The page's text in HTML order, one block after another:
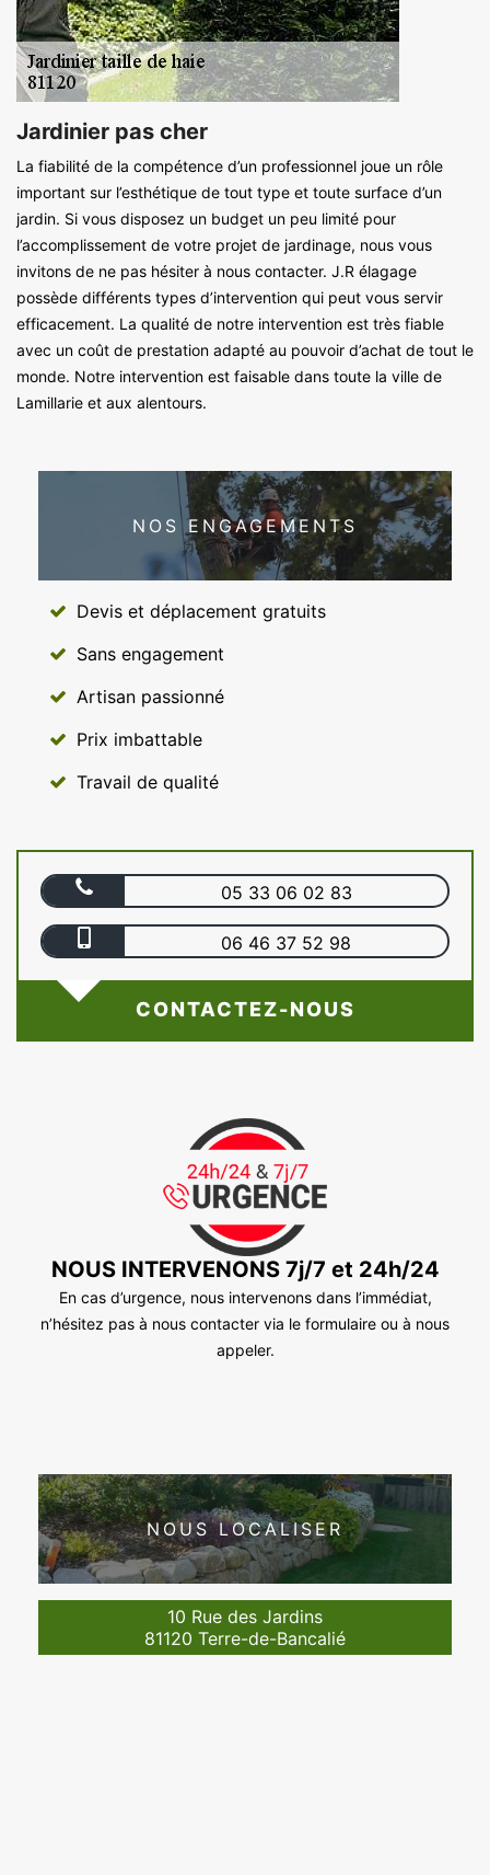
Jardinier pas cher
La fiabilité de la compétence d’un professionnel joue un rôle
important sur l’esthétique de tout type et toute surface d’un
jardin. Si vous disposez un budget un peu limité pour
l’accomplissement de votre projet de jardinage, nous vous
invitons de ne pas hésiter à nous contacter. J.R élagage
possède différents types d’intervention qui peut vous servir
efficacement. La qualité de notre intervention est très fiable
avec un coût de prestation adapté au pouvoir d’achat de tout le
monde. Notre intervention est faisable dans toute la ville de
Lamillarie et aux alentours.
NOS ENGAGEMENTS
Devis et déplacement gratuits
Sans engagement
Artisan passionné
Prix imbattable
Travail de qualité
05 33 06 02 83
06 46 37 52 98
CONTACTEZ-NOUS
NOUS INTERVENONS 7j/7 et 24h/24
En cas d’urgence, nous intervenons dans l’immédiat,
n’hésitez pas à nous contacter via le formulaire ou à nous
appeler.
NOUS LOCALISER
10 Rue des Jardins
81120 Terre-de-Bancalié